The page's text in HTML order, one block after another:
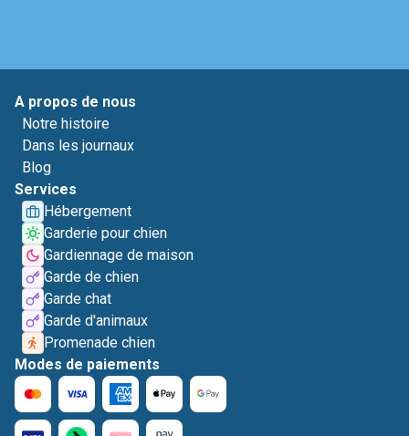
A propos de nous
Notre histoire
Dans les journaux
Blog
Services
Hébergement
Garderie pour chien
Gardiennage de maison
Garde de chien
Garde chat
Garde d'animaux
Promenade chien
Modes de paiements